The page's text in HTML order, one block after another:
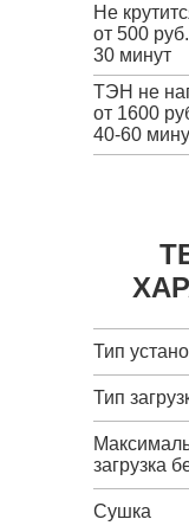
Не
от 500 руб.
30 минут
ТЭН не
от 1600
40-60
Тип
Тип
загрузка
Сушка